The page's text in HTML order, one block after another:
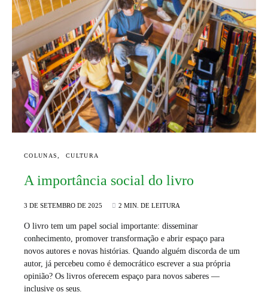
COLUNAS CULTURA
A importância social do livro
3 DE SETEMBRO DE 2025 2 MIN. DE LEITURA
O livro tem um papel social importante: disseminar
conhecimento, promover transformação e abrir espaço para
novos autores e novas histórias. Quando alguém discorda de um
autor, já percebeu como é democrático escrever a sua própria
opinião? Os livros oferecem espaço para novos saberes —
inclusive os seus.